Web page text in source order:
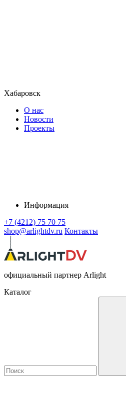
Хабаровск
О нас
Новости
Проекты
Информация
+7 (4212) 75 70 75
shop@arlightdv.ru Контакты
официальный партнер Arlight
Каталог